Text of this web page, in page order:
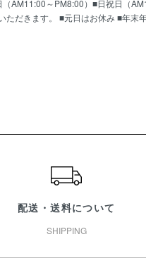
（AM11:00～PM8:00）■日祝日（
ただきます。 ■元日はお休み ■年末
配送・送料について
SHIPPING